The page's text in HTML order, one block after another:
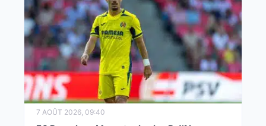
7 AOÛT 2026, 09:40